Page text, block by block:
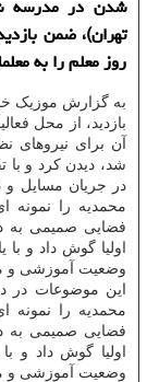
تهران)، ضمن
روز معلم را به
به گزارش موزیک
بازدید، از محل
آن برای نیروهای
شد، دیدن کرد و با
در جریان مسایل
محمدیه را
فضایی صمیمی به
اولیا گوش داد و
این موضوعات در
محمدیه را
فضایی صمیمی به
اولیا گوش داد و